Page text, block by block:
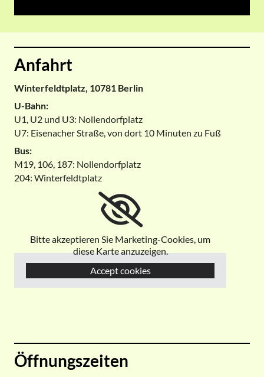
Anfahrt
Winterfeldtplatz, 10781 Berlin
U-Bahn:
U1, U2 und U3: Nollendorfplatz
U7: Eisenacher Straße, von dort 10 Minuten zu Fuß
Bus:
M19, 106, 187: Nollendorfplatz
204: Winterfeldtplatz
Bitte akzeptieren Sie Marketing-Cookies, um
diese Karte anzuzeigen.
Accept cookies
Öffnungszeiten